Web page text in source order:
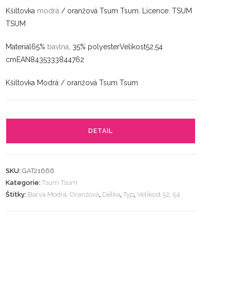
Kšiltovka modrá / oranžová Tsum Tsum. Licence: TSUM
TSUM
Materiál65% bavlna , 35% polyesterVelikost52,54
cmEAN8435333844762
Kšiltovka Modrá / oranžová Tsum Tsum
DETAIL
SKU:GAT21666
Kategorie:Tsum Tsum
Štítky: Barva Modrá, Oranžová, Délka,Typ,Velikost 52, 54